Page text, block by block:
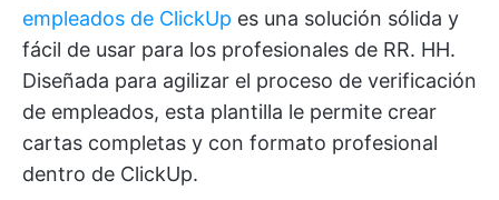
empleados de ClickUp es una solución sólida y
fácil de usar para los profesionales de RR. HH.
Diseñada para agilizar el proceso de verificación
de empleados, esta plantilla le permite crear
cartas completas y con formato profesional
dentro de ClickUp.